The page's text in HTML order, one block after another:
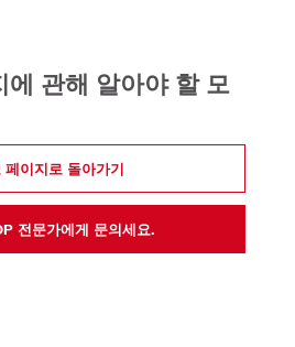
에 관해 알아야 할 모
페이지로 돌아가기
전문가에게 문의세요.